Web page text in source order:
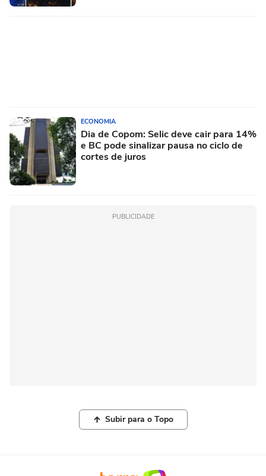
ECONOMIA
Dia de Copom: Selic deve cair para 14%
e BC pode sinalizar pausa no ciclo de
cortes de juros
PUBLICIDADE
Subir para o Topo